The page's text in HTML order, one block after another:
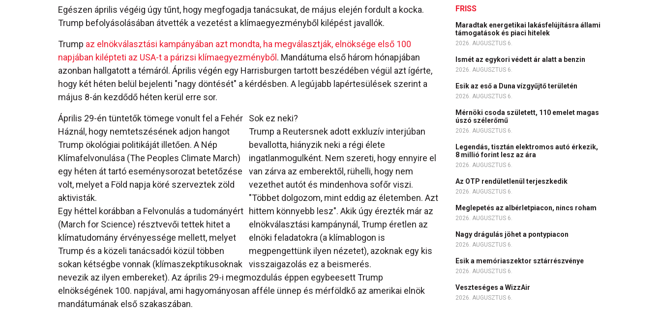
Egészen április végéig úgy tűnt, hogy megfogadja tanácsukat, de május elején fordult a kocka.
Trump befolyásolásában átvették a vezetést a klímaegyezményből kilépést javallók.
Trump az elnökválasztási kampányában azt mondta, ha megválasztják, elnöksége első 100
napjában kilépteti az USA-t a párizsi klímaegyezményből . Mandátuma első három hónapjában
azonban hallgatott a témáról. Április végén egy Harrisburgen tartott beszédében végül azt ígérte,
hogy két héten belül bejelenti "nagy döntését" a kérdésben. A legújabb lapértesülések szerint a
május 8-án kezdődő héten kerül erre sor.
Sok ez neki?
Trump a Reutersnek adott exkluzív interjúban
bevallotta, hiányzik neki a régi élete
ingatlanmogulként. Nem szereti, hogy ennyire el
van zárva az emberektől, rühelli, hogy nem
vezethet autót és mindenhova sofőr viszi.
"Többet dolgozom, mint eddig az életemben. Azt
hittem könnyebb lesz". Akik úgy érezték már az
elnökválasztási kampánynál, Trump éretlen az
elnöki feladatokra (a klímablogon is
megpengettünk ilyen nézetet), azoknak egy kis
visszaigazolás ez a beismerés.
Április 29-én tüntetők tömege vonult fel a Fehér
Háznál, hogy nemtetszésének adjon hangot
Trump ökológiai politikáját illetően. A Nép
Klímafelvonulása (The Peoples Climate March)
egy héten át tartó eseménysorozat betetőzése
volt, melyet a Föld napja köré szerveztek zöld
aktivisták.
Egy héttel korábban a Felvonulás a tudományért
(March for Science) résztvevői tettek hitet a
klímatudomány érvényessége mellett, melyet
Trump és a közeli tanácsadói közül többen
sokan kétségbe vonnak (klímaszekptikusoknak
nevezik az ilyen embereket). Az április 29-i megmozdulás éppen egybeesett Trump
elnökségének 100. napjával, ami hagyományosan afféle ünnep és mérföldkő az amerikai elnök
mandátumának első szakaszában.
FRISS
Maradtak energetikai lakásfelújításra állami
támogatások és piaci hitelek
2026. AUGUSZTUS 6.
Ismét az egykori védett ár alatt a benzin
2026. AUGUSZTUS 6.
Esik az eső a Duna vízgyűjtő területén
2026. AUGUSZTUS 6.
Mérnöki csoda született, 110 emelet magas
úszó szélerőmű
2026. AUGUSZTUS 6.
Legendás, tisztán elektromos autó érkezik,
8 millió forint lesz az ára
2026. AUGUSZTUS 6.
Az OTP rendületlenül terjeszkedik
2026. AUGUSZTUS 6.
Meglepetés az albérletpiacon, nincs roham
2026. AUGUSZTUS 6.
Nagy drágulás jöhet a pontypiacon
2026. AUGUSZTUS 6.
Esik a memóriaszektor sztárrészvénye
2026. AUGUSZTUS 6.
Veszteséges a WizzAir
2026. AUGUSZTUS 6.